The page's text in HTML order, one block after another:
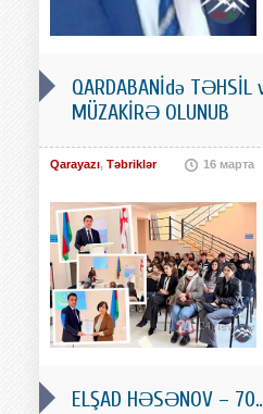
QARDABANİdə
MÜZAKİRƏ OLUNUB
Qarayazı, Təbriklər 16 марта
ELŞAD HƏSƏNOV –